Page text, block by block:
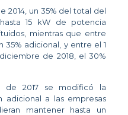
2014, un 35% del total del
15 kW de potencia
mientras que entre
35% adicional, y entre el 1
de 2018, el 30%
de 2017 se modificó la
adicional a las empresas
mantener hasta un